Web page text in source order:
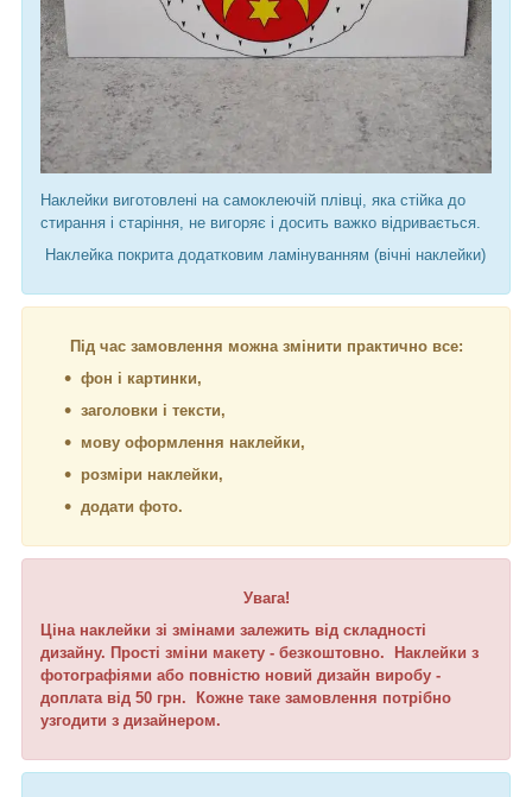
Наклейки виготовлені на самоклеючій плівці, яка стійка до
стирання і старіння, не вигоряє і досить важко відривається.
Наклейка покрита додатковим ламінуванням (вічні наклейки)
Під час замовлення можна змінити практично все:
фон і картинки,
заголовки і тексти,
мову оформлення наклейки,
розміри наклейки,
додати фото.
Увага!
Ціна наклейки зі змінами залежить від складності
дизайну. Прості зміни макету - безкоштовно. Наклейки з
фотографіями або повністю новий дизайн виробу -
доплата від 50 грн. Кожне таке замовлення потрібно
узгодити з дизайнером.